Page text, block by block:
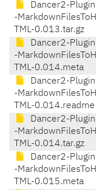
Dancer2-Plugin
-MarkdownFilesToH
TML-0.013.tar.gz
Dancer2-Plugin
-MarkdownFilesToH
TML-0.014.meta
Dancer2-Plugin
-MarkdownFilesToH
TML-0.014.readme
Dancer2-Plugin
-MarkdownFilesToH
TML-0.014.tar.gz
Dancer2-Plugin
-MarkdownFilesToH
TML-0.015.meta